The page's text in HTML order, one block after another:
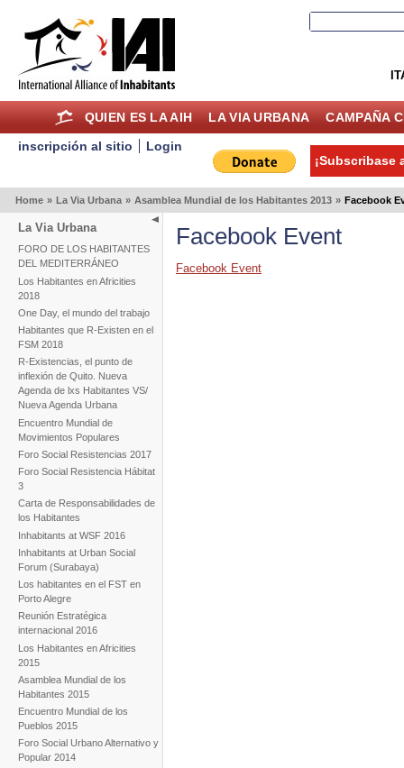
QUIEN ES LA AIH LA VIA URBANA CAMPAÑA
inscripción al sitio
Login
¡Subscribase
Home » La Via Urbana » Asamblea Mundial de los Habitantes 2013 » Facebook
La Via Urbana
FORO DE LOS HABITANTES
DEL MEDITERRÁNEO
Los Habitantes en Africities
2018
One Day, el mundo del trabajo
Habitantes que R-Existen en el
FSM 2018
R-Existencias, el punto de
inflexión de Quito. Nueva
Agenda de lxs Habitantes VS/
Nueva Agenda Urbana
Encuentro Mundial de
Movimientos Populares
Foro Social Resistencias 2017
Foro Social Resistencia Hábitat
3
Carta de Responsabilidades de
los Habitantes
Inhabitants at WSF 2016
Inhabitants at Urban Social
Forum (Surabaya)
Los habitantes en el FST en
Porto Alegre
Reunión Estratégica
internacional 2016
Los Habitantes en Africities
2015
Asamblea Mundial de los
Habitantes 2015
Encuentro Mundial de los
Pueblos 2015
Foro Social Urbano Alternativo y
Popular 2014
Facebook Event
Facebook Event